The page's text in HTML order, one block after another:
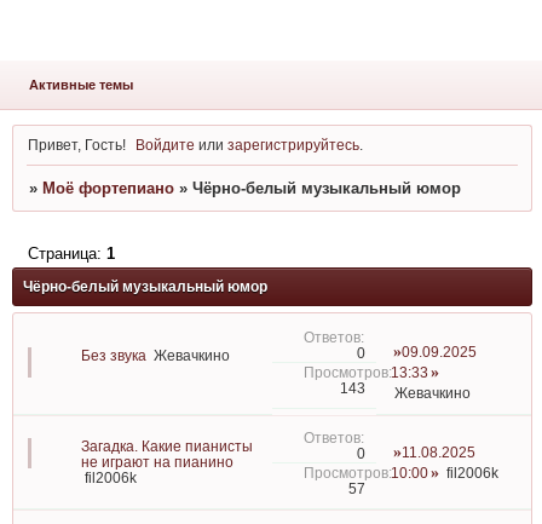
Активные темы
Привет, Гость! Войдите илизарегистрируйтесь
» Моё фортепиано » Чёрно-белый музыкальный юмор
Чёрно-белый музыкальный юмор
Страница: 1
Без звука Жевачкино 0
143
09.09.2025
13:33
Жевачкино
Загадка. Какие пианисты
не играют на пианино
fil2006k
0
57
11.08.2025
10:00
fil2006k